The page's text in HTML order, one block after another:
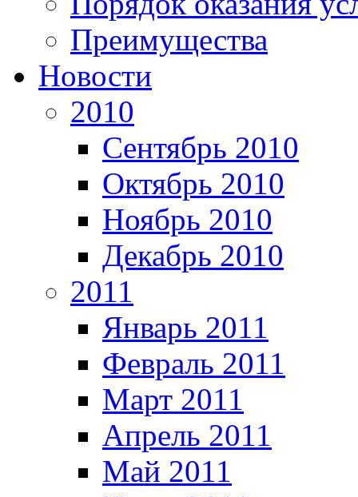
Преимущества
Новости
2010
Сентябрь 2010
Октябрь 2010
Ноябрь 2010
Декабрь 2010
2011
Январь 2011
Февраль 2011
Март 2011
Апрель 2011
Май 2011